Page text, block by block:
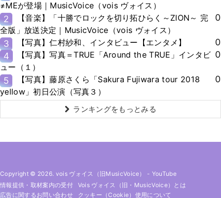
≠MEが登場｜MusicVoice（vois ヴォイス）
2
【音楽】「十勝でロックを切り拓ひらく～ZION～ 完
全版」放送決定｜MusicVoice（vois ヴォイス）
0
3 【写真】仁村紗和、インタビュー【エンタメ】
0
4
【写真】写真＝TRUE「Around the TRUE」インタビ
ュー（１）
0
5
【写真】藤原さくら「Sakura Fujiwara tour 2018
yellow」初日公演（写真３）
0
ランキングをもっとみる
Copyright © 2026. vois ヴォイス（旧MusicVoice） - YouTube
情報提供・取材案内の受付
Vois ヴォイス（旧・MusicVoice）とは
広告に関するお問い合わせ
クッキー（cookie）使用について